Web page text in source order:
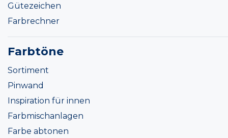
Gütezeichen
Farbrechner
Farbtöne
Sortiment
Pinwand
Inspiration für innen
Farbmischanlagen
Farbe abtonen